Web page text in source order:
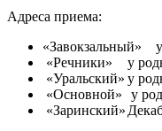
Адреса приема:
«Завокзальный»
«Речники»
у
«Уральский» у
«Основной»
у
«Заринский»